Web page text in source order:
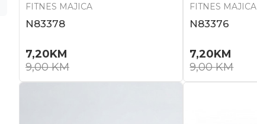
FITNES MAJICA
N83378
7,20KM
9,00KM
FITNES MAJICA
N83376
7,20KM
9,00KM